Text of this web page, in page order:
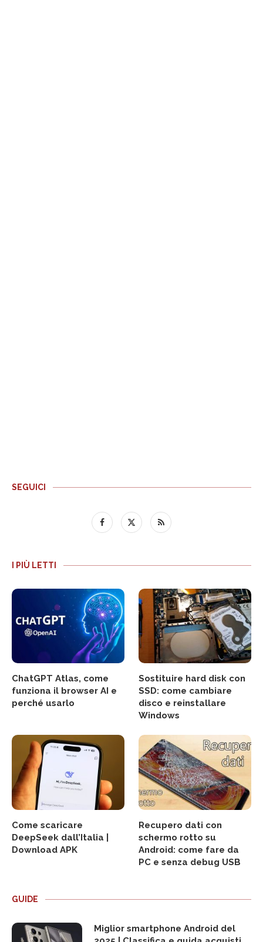
SEGUICI
I PIÙ LETTI
ChatGPT Atlas, come
funziona il browser AI e
perché usarlo
Sostituire hard disk con
SSD: come cambiare
disco e reinstallare
Windows
Come scaricare
DeepSeek dall’Italia |
Download APK
Recupero dati con
schermo rotto su
Android: come fare da
PC e senza debug USB
GUIDE
Miglior smartphone Android del